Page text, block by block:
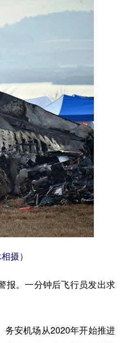
摄）
。一分钟后飞行员发出求
安机场从2020年开始推进